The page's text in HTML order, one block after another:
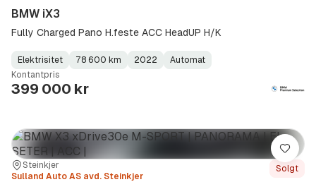
BMW iX3
Fully Charged Pano H.feste ACC HeadUP H/K
Fuel
Type:
Elektrisitet
Kilometerstand:
78 600 km
Model
Year:
2022
Gearbox
Type:
Automat
Kontantpris
399 000 kr
Sted:
Steinkjer
Forhandler:
Sulland Auto AS avd. Steinkjer
Solgt
Lagre